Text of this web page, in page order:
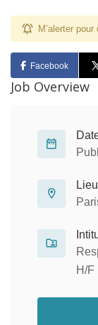
M’alerter
Facebook
Job Overview
H/F